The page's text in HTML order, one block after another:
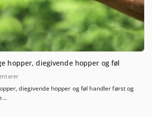
hopper, diegivende hopper og føl
diegivende hopper og føl handler først og